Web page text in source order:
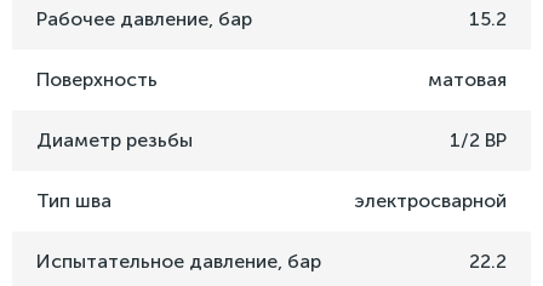
Рабочее давление, бар 15.2
Поверхность матовая
Диаметр резьбы 1/2 ВР
Тип шва электросварной
Испытательное давление, бар 22.2